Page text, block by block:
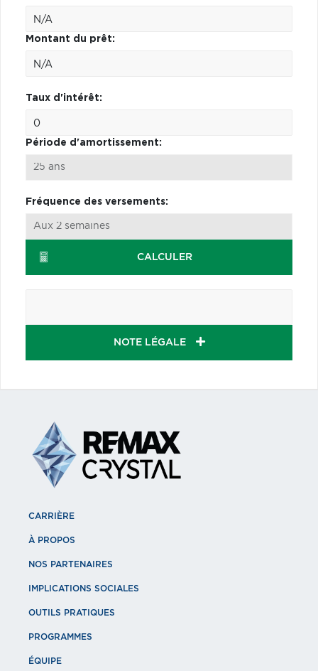
Montant du prêt:
Taux d'intérêt:
Période d'amortissement:
Fréquence des versements:
CALCULER
NOTE LÉGALE
CARRIÈRE
À PROPOS
NOS PARTENAIRES
IMPLICATIONS SOCIALES
OUTILS PRATIQUES
PROGRAMMES
ÉQUIPE